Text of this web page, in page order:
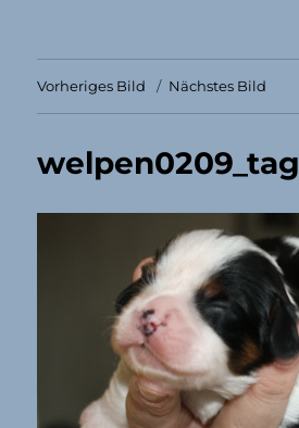
Vorheriges Bild Nächstes Bild